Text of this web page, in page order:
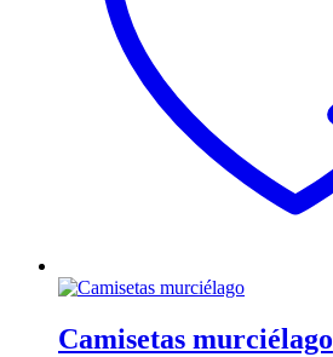
Camisetas murciélago